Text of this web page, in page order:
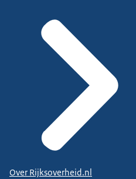
Over Rijksoverheid.nl